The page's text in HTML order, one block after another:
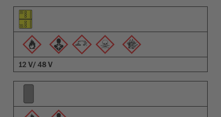
Elem piktogramja
Figyelmeztetések piktogramja
Leírás
12 V/ 48 V